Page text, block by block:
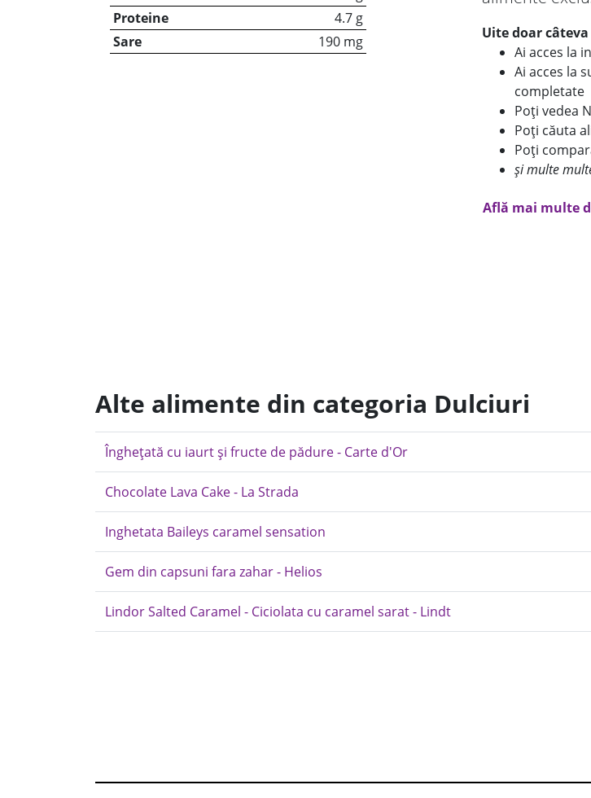
Proteine
4.7 g
Sare
190 mg
Uite doar
Ai acces la
Ai acces la
completate
Poți vedea
Poți căuta
Poți
și multe
Află mai multe
Alte alimente din categoria Dulciuri
Înghețată cu iaurt și fructe de pădure - Carte d'Or
Chocolate Lava Cake - La Strada
Inghetata Baileys caramel sensation
Gem din capsuni fara zahar - Helios
Lindor Salted Caramel - Ciciolata cu caramel sarat - Lindt